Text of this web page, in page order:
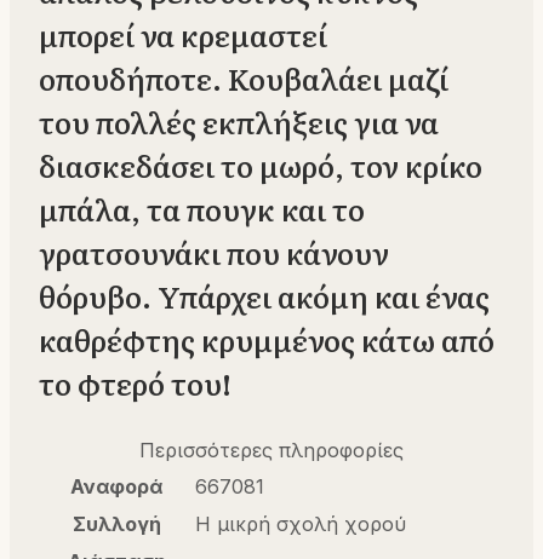
μπορεί να κρεμαστεί
οπουδήποτε. Κουβαλάει μαζί
του πολλές εκπλήξεις για να
διασκεδάσει το μωρό, τον κρίκο
μπάλα, τα πουγκ και το
γρατσουνάκι που κάνουν
θόρυβο. Υπάρχει ακόμη και ένας
καθρέφτης κρυμμένος κάτω από
το φτερό του!
Περισσότερες πληροφορίες
Αναφορά
667081
Συλλογή
Η μικρή σχολή χορού